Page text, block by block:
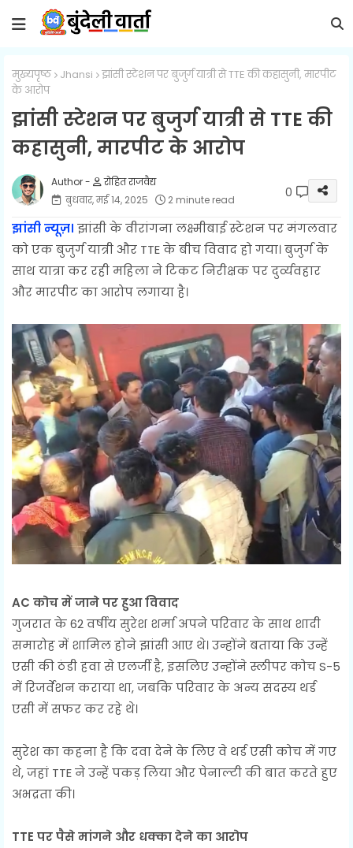
मुख्यपृष्ठ Jhansi
झांसी स्टेशन पर बुजुर्ग यात्री से TTE की कहासुनी, मारपीट
के आरोप
झांसी स्टेशन पर बुजुर्ग यात्री से TTE की
कहासुनी, मारपीट के आरोप
रोहित राजवैद्य
बुधवार, मई 14, 2025
2 minute read 0
झांसी न्यूज़। झांसी के वीरांगना लक्ष्मीबाई स्टेशन पर मंगलवार
को एक बुजुर्ग यात्री और TTE के बीच विवाद हो गया। बुजुर्ग के
साथ यात्रा कर रही महिला ने टिकट निरीक्षक पर दुर्व्यवहार
और मारपीट का आरोप लगाया है।
AC कोच में जाने पर हुआ विवाद
गुजरात के 62 वर्षीय सुरेश शर्मा अपने परिवार के साथ शादी
समारोह में शामिल होने झांसी आए थे। उन्होंने बताया कि उन्हें
एसी की ठंडी हवा से एलर्जी है, इसलिए उन्होंने स्लीपर कोच S-5
में रिजर्वेशन कराया था, जबकि परिवार के अन्य सदस्य थर्ड
एसी में सफर कर रहे थे।
सुरेश का कहना है कि दवा देने के लिए वे थर्ड एसी कोच में गए
थे, जहां TTE ने उन्हें पकड़ लिया और पेनाल्टी की बात करते हुए
अभद्रता की।
TTE पर पैसे मांगने और धक्का देने का आरोप